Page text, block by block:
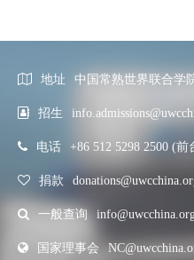
地址 中国常熟世界联合学
招生
电话 +86 512 5298 2500 (
捐款
一般查询
国家理事会